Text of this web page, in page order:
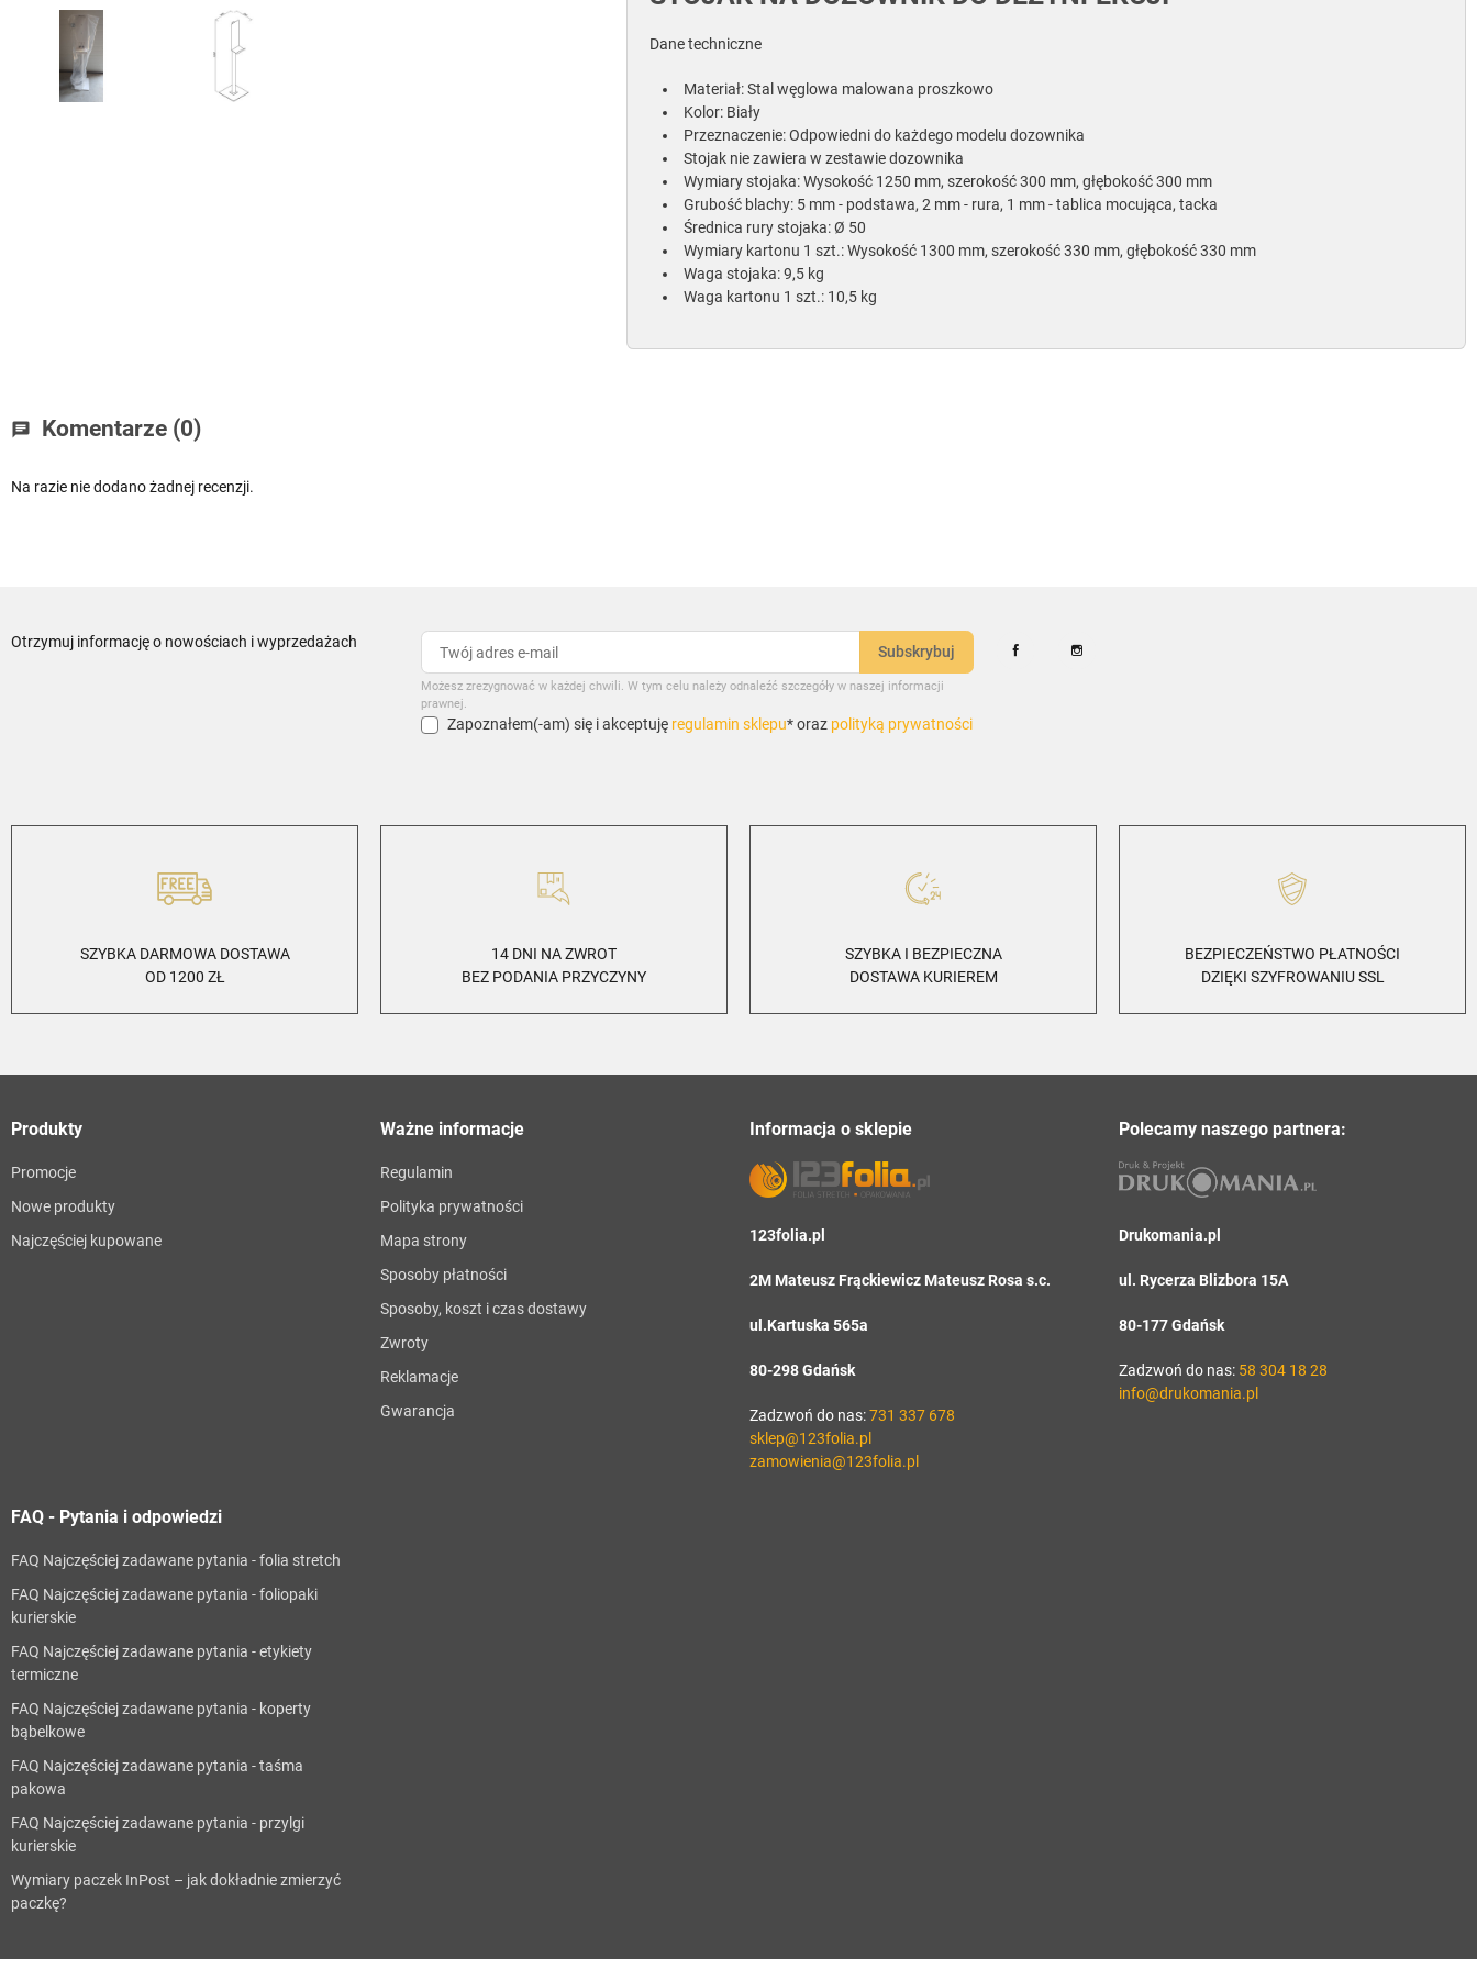
Dane techniczne
Materiał: Stal węglowa malowana proszkowo
Kolor: Biały
Przeznaczenie: Odpowiedni do każdego modelu dozownika
Stojak nie zawiera w zestawie dozownika
Wymiary stojaka: Wysokość 1250 mm, szerokość 300 mm, głębokość 300 mm
Grubość blachy: 5 mm - podstawa, 2 mm - rura, 1 mm - tablica mocująca, tacka
Średnica rury stojaka: Ø 50
Wymiary kartonu 1 szt.: Wysokość 1300 mm, szerokość 330 mm, głębokość 330 mm
Waga stojaka: 9,5 kg
Waga kartonu 1 szt.: 10,5 kg
chat Komentarze (0)
Na razie nie dodano żadnej recenzji.
Otrzymuj informację o nowościach i wyprzedażach
Możesz zrezygnować w każdej chwili. W tym celu należy odnaleźć szczegóły w naszej informacji
prawnej.
Zapoznałem(-am) się i akceptuję regulamin sklepu* oraz polityką prywatności
SZYBKA DARMOWA DOSTAWA
OD 1200 ZŁ
14 DNI NA ZWROT
BEZ PODANIA PRZYCZYNY
SZYBKA I BEZPIECZNA
DOSTAWA KURIEREM
BEZPIECZEŃSTWO PŁATNOŚCI
DZIĘKI SZYFROWANIU SSL
Produkty
Promocje
Nowe produkty
Najczęściej kupowane
Ważne informacje
Regulamin
Polityka prywatności
Mapa strony
Sposoby płatności
Sposoby, koszt i czas dostawy
Zwroty
Reklamacje
Gwarancja
Informacja o sklepie
123folia.pl
2M Mateusz Frąckiewicz Mateusz Rosa s.c.
ul.Kartuska 565a
80-298 Gdańsk
Zadzwoń do nas:731 337 678
sklep@123folia.pl
zamowienia@123folia.pl
Polecamy naszego partnera:
Drukomania.pl
ul. Rycerza Blizbora 15A
80-177 Gdańsk
Zadzwoń do nas: 58 304 18 28
info@drukomania.pl
FAQ - Pytania i odpowiedzi
FAQ Najczęściej zadawane pytania - folia stretch
FAQ Najczęściej zadawane pytania - foliopaki
kurierskie
FAQ Najczęściej zadawane pytania - etykiety
termiczne
FAQ Najczęściej zadawane pytania - koperty
bąbelkowe
FAQ Najczęściej zadawane pytania - taśma
pakowa
FAQ Najczęściej zadawane pytania - przylgi
kurierskie
Wymiary paczek InPost – jak dokładnie zmierzyć
paczkę?